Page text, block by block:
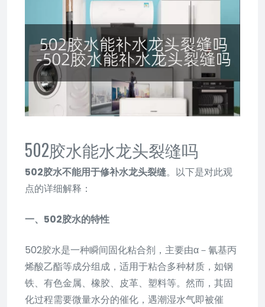
502胶水能水龙头裂缝吗
502胶水不能用于修补水龙头裂缝。以下是对此观
点的详细解释：
一、502胶水的特性
502胶水是一种瞬间固化粘合剂，主要由α－氰基丙
烯酸乙酯等成分组成，适用于粘合多种材质，如钢
铁、有色金属、橡胶、皮革、塑料等。然而，其固
化过程需要微量水分的催化，遇潮湿水气即被催